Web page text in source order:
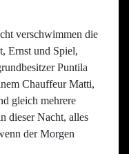
verschwimmen die
Ernst und Spiel,
Puntila
Chauffeur Matti,
gleich mehrere
dieser Nacht, alles
der Morgen